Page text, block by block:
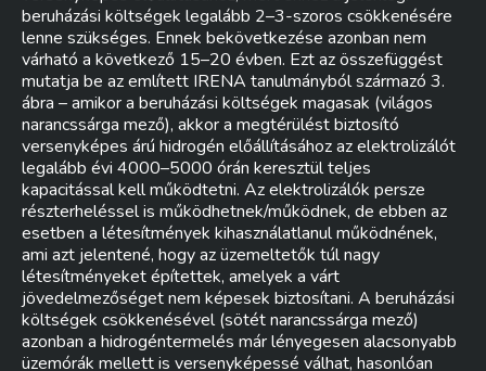
beruházási költségek legalább 2–3-szoros csökkenésére
lenne szükséges. Ennek bekövetkezése azonban nem
várható a következő 15–20 évben. Ezt az összefüggést
mutatja be az említett IRENA tanulmányból származó 3.
ábra – amikor a beruházási költségek magasak (világos
narancssárga mező), akkor a megtérülést biztosító
versenyképes árú hidrogén előállításához az elektrolizálót
legalább évi 4000–5000 órán keresztül teljes
kapacitással kell működtetni. Az elektrolizálók persze
részterheléssel is működhetnek/működnek, de ebben az
esetben a létesítmények kihasználatlanul működnének,
ami azt jelentené, hogy az üzemeltetők túl nagy
létesítményeket építettek, amelyek a várt
jövedelmezőséget nem képesek biztosítani. A beruházási
költségek csökkenésével (sötét narancssárga mező)
azonban a hidrogéntermelés már lényegesen alacsonyabb
üzemórák mellett is versenyképessé válhat, hasonlóan